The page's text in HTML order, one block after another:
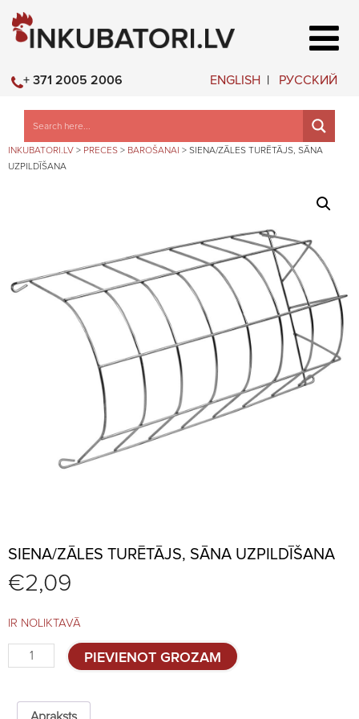
ENGLISH РУССКИЙ
+ 371 2005 2006
INKUBATORI.LV > PRECES > BAROŠANAI > SIENA/ZĀLES TURĒTĀJS, SĀNA
UZPILDĪŠANA
SIENA/ZĀLES TURĒTĀJS, SĀNA UZPILDĪŠANA
€2,09
IR NOLIKTAVĀ
Siena/zāles
turētājs,
uzpildīšana
quantity
PIEVIENOT GROZAM